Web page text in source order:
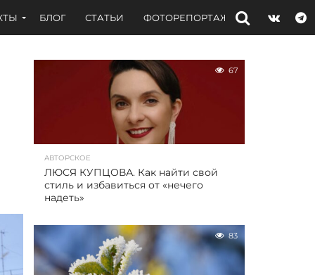
БЛОГ СТАТЬИ ФОТОРЕПОРТАЖИ ИНТЕРВЬЮ
67
АВТОРСКОЕ
ЛЮСЯ КУПЦОВА. Как найти свой
стиль и избавиться от «нечего
надеть»
83